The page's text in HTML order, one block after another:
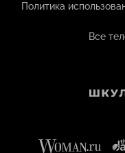
Политика
Все